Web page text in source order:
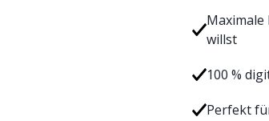
Maximale
willst
100 %
Perfekt